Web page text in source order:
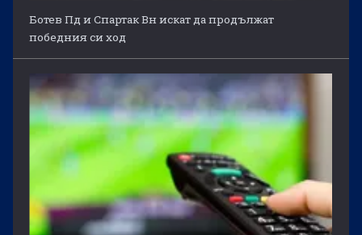
Ботев Пд и Спартак Вн искат да продължат
победния си ход